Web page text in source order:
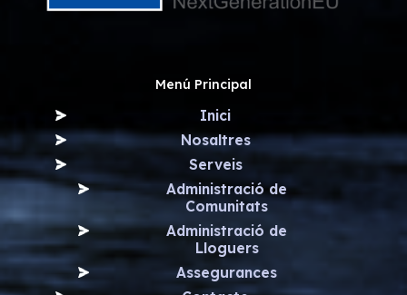
Menú Principal
Inici
Nosaltres
Serveis
Administració de
Comunitats
Administració de
Lloguers
Assegurances